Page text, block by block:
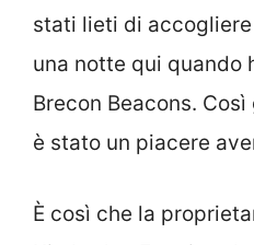
stati lieti di
una notte qui quando
Brecon Beacons.
è stato un piacere
È così che la